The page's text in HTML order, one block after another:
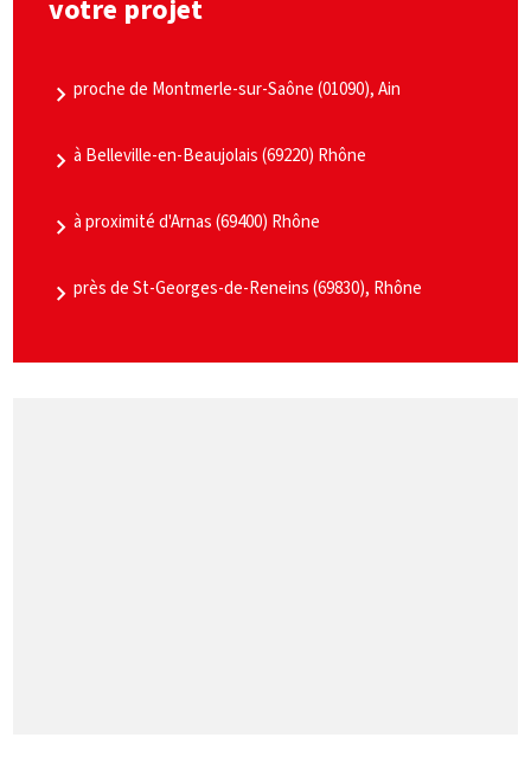
votre projet
proche de Montmerle-sur-Saône (01090), Ain
à Belleville-en-Beaujolais (69220) Rhône
à proximité d'Arnas (69400) Rhône
près de St-Georges-de-Reneins (69830), Rhône